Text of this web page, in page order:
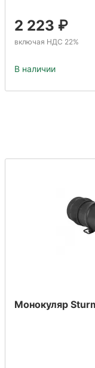
2 223 ₽
включая НДС 22%
В наличии
Монокуляр